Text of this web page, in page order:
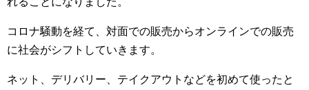
コロナ騒動を経て、対面での販売からオンラインでの販売
に社会がシフトしていきます。
ネット、デリバリー、テイクアウトなどを初めて使ったと